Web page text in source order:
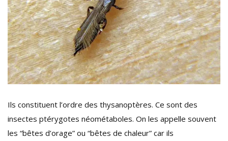
Ils constituent l’ordre des thysanoptères. Ce sont des
insectes ptérygotes néométaboles. On les appelle souvent
les “bêtes d’orage” ou “bêtes de chaleur” car ils